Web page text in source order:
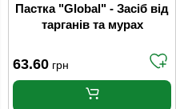
Пастка "Global" - Засіб від
тарганів та мурах
63.60 грн